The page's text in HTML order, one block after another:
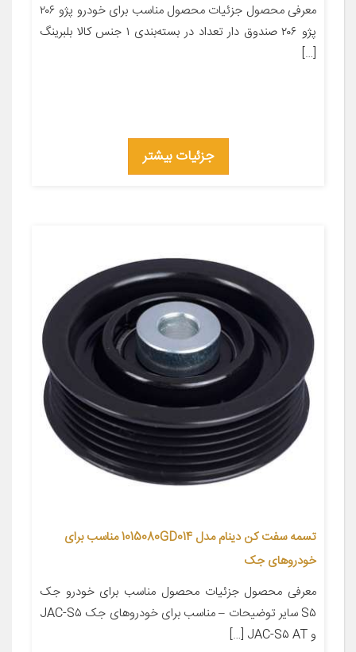
معرفی محصول جزئیات محصول مناسب برای خودرو پژو ۲۰۶
پژو ۲۰۶ صندوق دار تعداد در بسته‌بندی ۱ جنس کالا بلبرینگ
[…]
جزئیات بیشتر
تسمه سفت کن دینام مدل 1015080GD014 مناسب برای
خودروهای جک
معرفی محصول جزئیات محصول مناسب برای خودرو جک
S۵ سایر توضیحات – مناسب برای خودروهای جک JAC-S۵
و JAC-S۵ AT […]